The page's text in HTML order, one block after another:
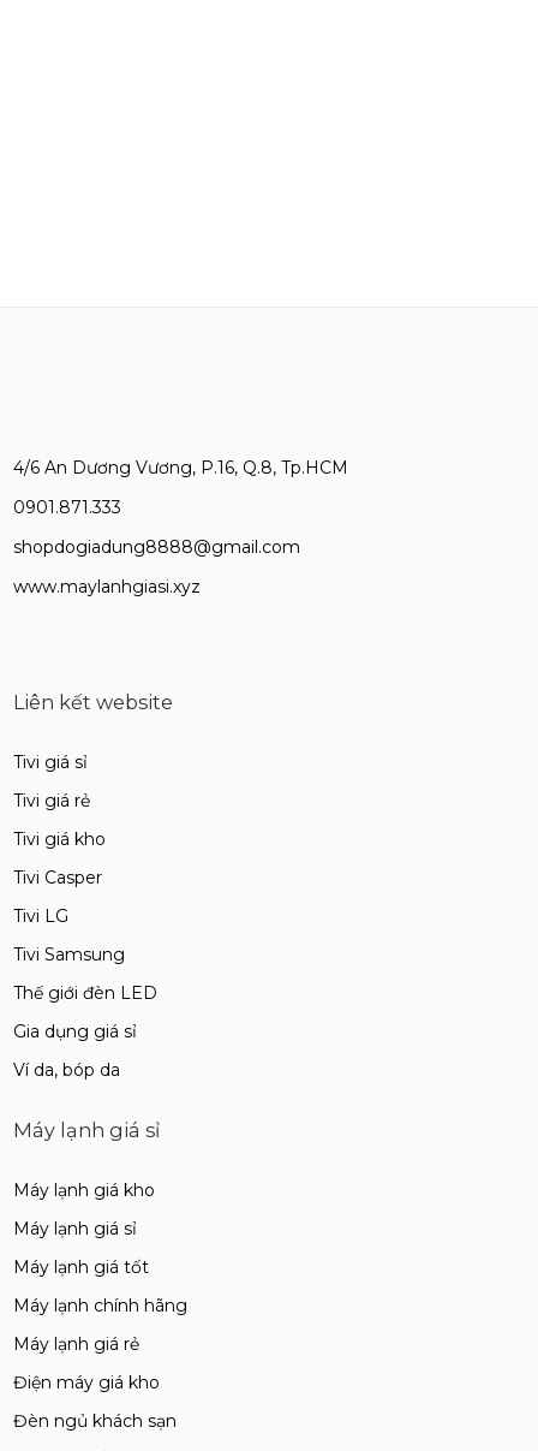
4/6 An Dương Vương, P.16, Q.8, Tp.HCM
0901.871.333
shopdogiadung8888@gmail.com
www.maylanhgiasi.xyz
Liên kết website
Tivi giá sỉ
Tivi giá rẻ
Tivi giá kho
Tivi Casper
Tivi LG
Tivi Samsung
Thế giới đèn LED
Gia dụng giá sỉ
Ví da, bóp da
Máy lạnh giá sỉ
Máy lạnh giá kho
Máy lạnh giá sỉ
Máy lạnh giá tốt
Máy lạnh chính hãng
Máy lạnh giá rẻ
Điện máy giá kho
Đèn ngủ khách sạn